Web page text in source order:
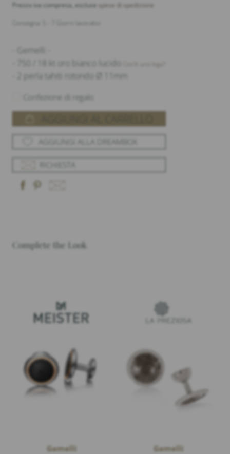
Prezzo iva compresa, escluse spese di spedizione
Consegna: 5 - 7 Giorni lavorativi
- Gemelli -
- 750 / 18 kt oro bianco lucido
- 2 perla tahiti rotondo Ø 11mm
Confezione di regalo
Complete the Look
Gemelli
Gemelli